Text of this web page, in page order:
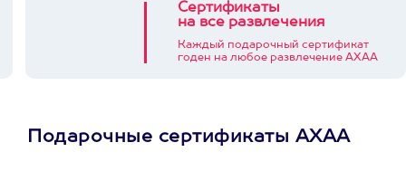
Сертификаты
на все развлечения
Каждый подарочный сертификат
годен на любое развлечение АХАА
Подарочные сертификаты АХАА